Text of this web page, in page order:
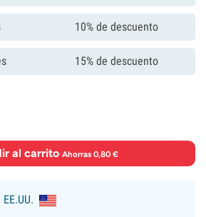
10% de descuento
15% de descuento
al carrito·Ahorras 0,80 €
EE.UU.